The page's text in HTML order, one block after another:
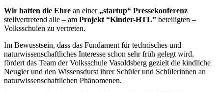
Wir hatten die Ehre an einer „startup“ Pressekonferenz
stellvertretend alle – am Projekt “Kinder-HTL” beteiligten –
Volksschulen zu vertreten.
Im Bewusstsein, dass das Fundament für technisches und
naturwissenschaftliches Interesse schon sehr früh gelegt wird,
fördert das Team der Volksschule Vasoldsberg gezielt die kindliche
Neugier und den Wissensdurst ihrer Schüler und Schülerinnen an
naturwissenschaftlichen Phänomenen.